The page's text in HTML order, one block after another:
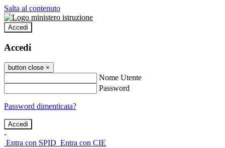
Salta al contenuto
Accedi
Accedi
button close ×
Nome Utente
Password
Password dimenticata?
-
Entra con SPID Entra con CIE